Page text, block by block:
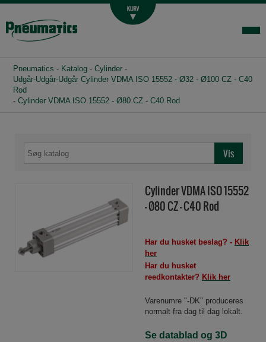
Fittings og slange
Handelsbetingelser
Agenturer
Kontakt
Pneumatics - Katalog - Cylinder -
Udgår-Udgår-Udgår Cylinder VDMA ISO 15552 - Ø32 - Ø100 CZ - C40
Rod
- Cylinder VDMA ISO 15552 - Ø80 CZ - C40 Rod
Cylinder VDMA ISO 15552
- Ø80 CZ - C40 Rod
Har du husket beslag? - Klik
her
Har du husket
reedkontakter? Klik her
Varenumre "-DK" produceres
normalt fra dag til dag lokalt.
Se datablad og 3D